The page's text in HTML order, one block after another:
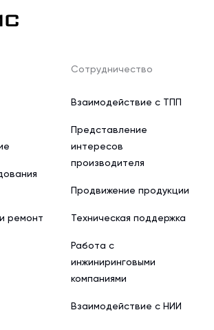
ремонт
Сотрудничество
Взаимодействие с ТПП
Представление
интересов
производителя
Продвижение продукции
Техническая поддержка
Работа с
инжиниринговыми
компаниями
Взаимодействие с НИИ